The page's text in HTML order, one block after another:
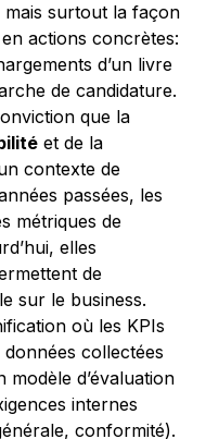
mais surtout la façon
actions concrètes:
d’un livre
de candidature.
que la
et de la
contexte de
passées, les
métriques de
elles
de
sur le business.
où les KPIs
collectées
modèle d’évaluation
internes
conformité).